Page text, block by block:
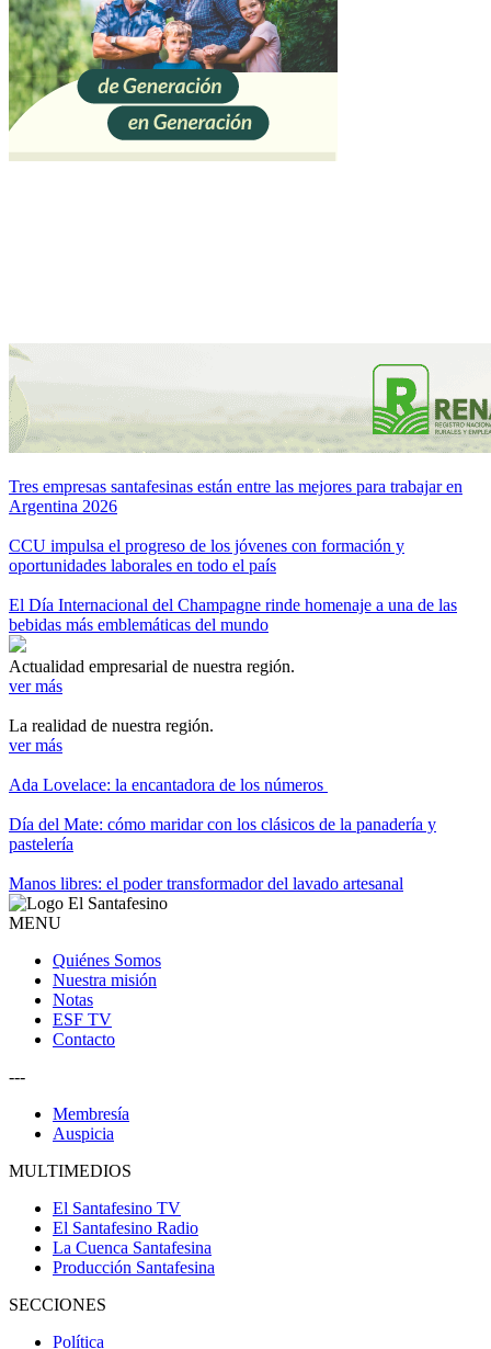
Tres empresas santafesinas están entre las mejores para trabajar en
Argentina 2026
CCU impulsa el progreso de los jóvenes con formación y
oportunidades laborales en todo el país
El Día Internacional del Champagne rinde homenaje a una de las
bebidas más emblemáticas del mundo
Actualidad empresarial de nuestra región.
ver más
La realidad de nuestra región.
ver más
Ada Lovelace: la encantadora de los números
Día del Mate: cómo maridar con los clásicos de la panadería y
pastelería
Manos libres: el poder transformador del lavado artesanal
MENU
Quiénes Somos
Nuestra misión
Notas
ESF TV
Contacto
---
Membresía
Auspicia
MULTIMEDIOS
El Santafesino TV
El Santafesino Radio
La Cuenca Santafesina
Producción Santafesina
SECCIONES
Política